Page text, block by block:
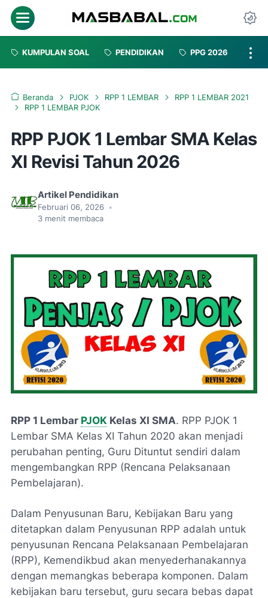
Menu
KUMPULAN SOAL PENDIDIKAN PPG 2026
Beranda PJOK RPP 1 LEMBAR
RPP 1 LEMBAR 2021
RPP 1 LEMBAR PJOK
RPP PJOK 1 Lembar SMA Kelas
XI Revisi Tahun 2026
Artikel Pendidikan
Februari 06, 2026 •
3 menit membaca
RPP 1 Lembar PJOK Kelas XI SMA. RPP PJOK 1
Lembar SMA Kelas XI Tahun 2020 akan menjadi
perubahan penting, Guru Dituntut sendiri dalam
mengembangkan RPP (Rencana Pelaksanaan
Pembelajaran).
Dalam Penyusunan Baru, Kebijakan Baru yang
ditetapkan dalam Penyusunan RPP adalah untuk
penyusunan Rencana Pelaksanaan Pembelajaran
(RPP), Kemendikbud akan menyederhanakannya
dengan memangkas beberapa komponen. Dalam
kebijakan baru tersebut, guru secara bebas dapat